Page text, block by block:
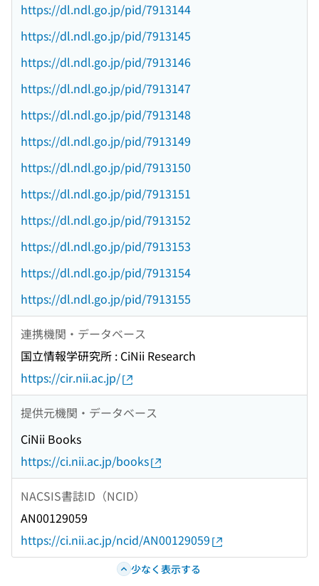
https://dl.ndl.go.jp/pid/7913144
https://dl.ndl.go.jp/pid/7913145
https://dl.ndl.go.jp/pid/7913146
https://dl.ndl.go.jp/pid/7913147
https://dl.ndl.go.jp/pid/7913148
https://dl.ndl.go.jp/pid/7913149
https://dl.ndl.go.jp/pid/7913150
https://dl.ndl.go.jp/pid/7913151
https://dl.ndl.go.jp/pid/7913152
https://dl.ndl.go.jp/pid/7913153
https://dl.ndl.go.jp/pid/7913154
https://dl.ndl.go.jp/pid/7913155
連携機関・データベース
国立情報学研究所 : CiNii Research
https://cir.nii.ac.jp/
提供元機関・データベース
CiNii Books
https://ci.nii.ac.jp/books
NACSIS書誌ID（NCID）
AN00129059
https://ci.nii.ac.jp/ncid/AN00129059
少なく表示する